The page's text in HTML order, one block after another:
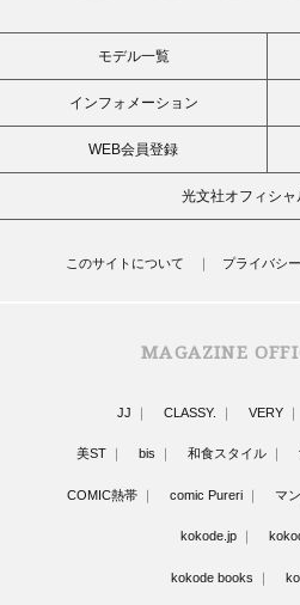
モデル一覧
インフォメーション
WEB会員登録
光文社オフィシャ
このサイトについて プライバシ
MAGAZINE
JJ CLASSY. VERY
美ST bis 和食スタイル
COMIC熱帯 comic Pureri マ
kokode.jp
kokode books